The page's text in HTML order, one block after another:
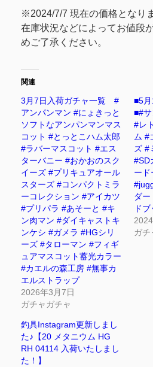
※2024/7/7 現在の価格となりま
在庫状況などによってお値段
めご了承ください。
関連
3月7日入荷ガチャ一覧 #
アンパンマン #にょきっと
ソフトなアンパンマンマス
コット #とっとこハム太郎
#ラバーマスコット #エス
ターバニー #おかおのスク
イーズ #プリキュアオール
スターズ #コンパクトミラ
ーコレクション #アイカツ
#プリパラ #あそーと #キ
ン肉マン #ダイキャストキ
ンケシ #ガメラ #HGシリ
ーズ #タローマン #フィギ
ュアマスコット蓄光カラー
#カエルの森工房 #無事カ
エルストラップ
2026年3月7日
ガチャガチャ
■5
■#
#レ
ム #
ズ #
#SD
ード
ダ
ド
ガチ
釣具Instagram更新しまし
た♪【20 メタニウム HG
RH 04114 入荷いたしまし
た！】